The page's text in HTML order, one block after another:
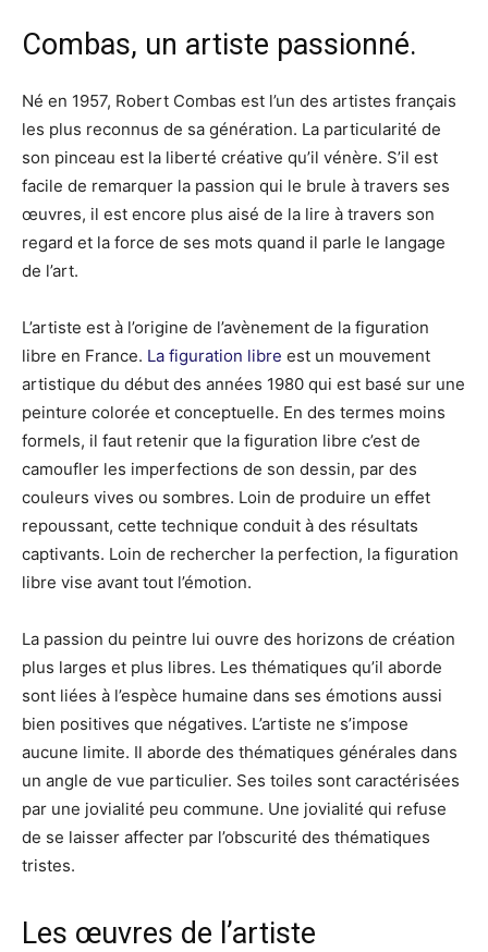
Combas, un artiste passionné.
Né en 1957, Robert Combas est l’un des artistes français
les plus reconnus de sa génération. La particularité de
son pinceau est la liberté créative qu’il vénère. S’il est
facile de remarquer la passion qui le brule à travers ses
œuvres, il est encore plus aisé de la lire à travers son
regard et la force de ses mots quand il parle le langage
de l’art.
L’artiste est à l’origine de l’avènement de la figuration
libre en France. La figuration libre est un mouvement
artistique du début des années 1980 qui est basé sur une
peinture colorée et conceptuelle. En des termes moins
formels, il faut retenir que la figuration libre c’est de
camoufler les imperfections de son dessin, par des
couleurs vives ou sombres. Loin de produire un effet
repoussant, cette technique conduit à des résultats
captivants. Loin de rechercher la perfection, la figuration
libre vise avant tout l’émotion.
La passion du peintre lui ouvre des horizons de création
plus larges et plus libres. Les thématiques qu’il aborde
sont liées à l’espèce humaine dans ses émotions aussi
bien positives que négatives. L’artiste ne s’impose
aucune limite. Il aborde des thématiques générales dans
un angle de vue particulier. Ses toiles sont caractérisées
par une jovialité peu commune. Une jovialité qui refuse
de se laisser affecter par l’obscurité des thématiques
tristes.
Les œuvres de l’artiste